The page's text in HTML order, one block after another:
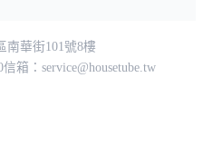
南華街101號8樓
信箱： service@housetube.tw